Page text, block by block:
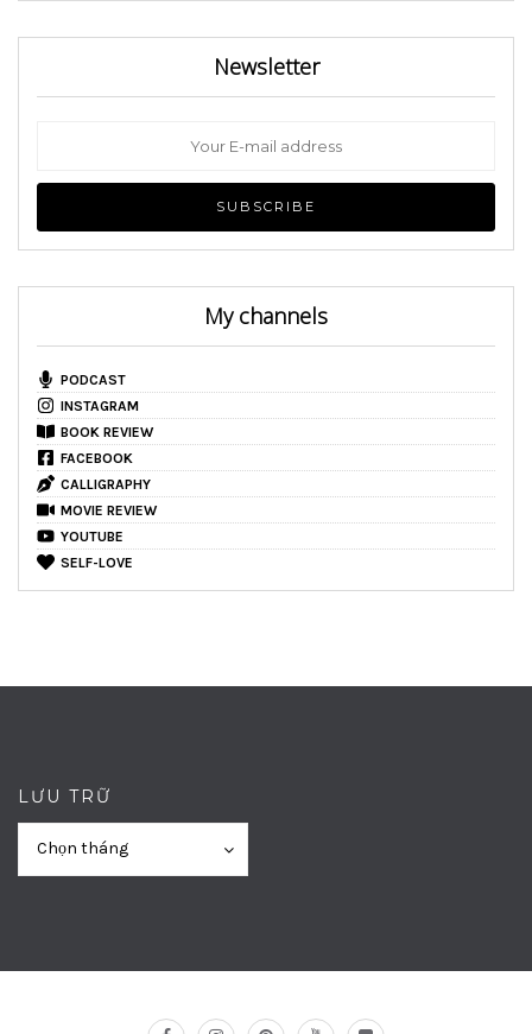
Newsletter
My channels
PODCAST
INSTAGRAM
BOOK REVIEW
FACEBOOK
CALLIGRAPHY
MOVIE REVIEW
YOUTUBE
SELF-LOVE
LƯU TRỮ
Chọn tháng